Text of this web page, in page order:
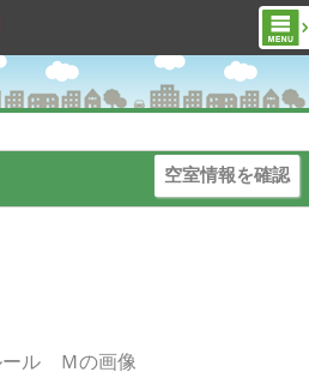
空室情報を確認